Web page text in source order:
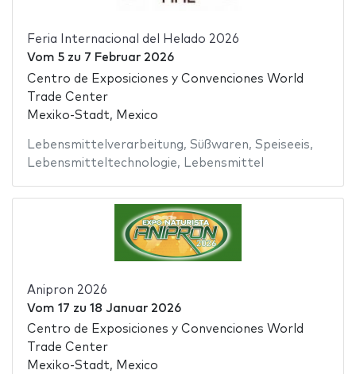
Feria Internacional del Helado 2026
Vom 5zu 7 Februar 2026
Centro de Exposiciones y Convenciones World
Trade Center
Mexiko-Stadt, Mexico
Lebensmittelverarbeitung, Süßwaren, Speiseeis,
Lebensmitteltechnologie, Lebensmittel
Anipron 2026
Vom 17 zu 18 Januar 2026
Centro de Exposiciones y Convenciones World
Trade Center
Mexiko-Stadt, Mexico